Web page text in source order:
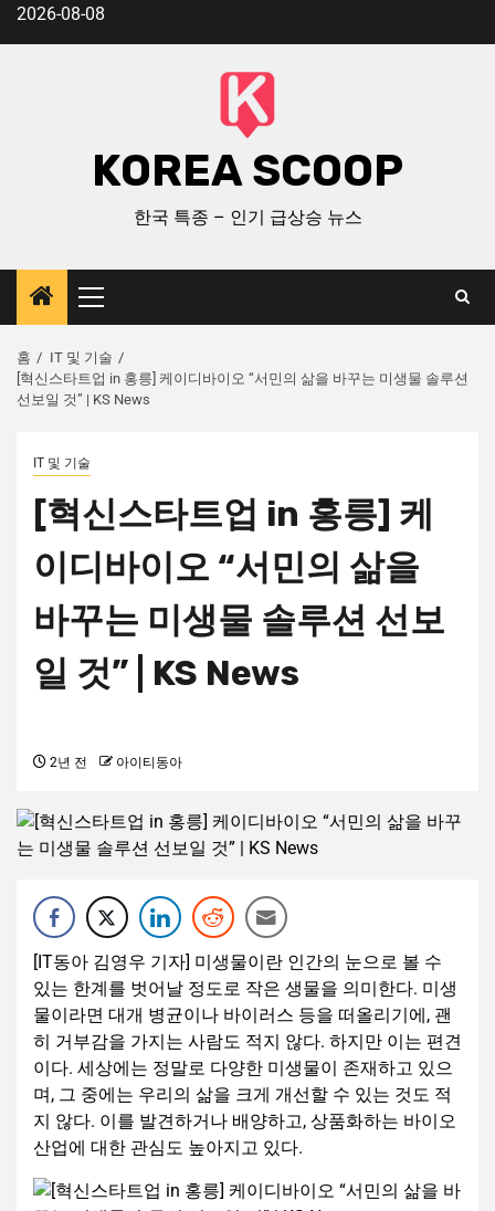
2026-08-08
KOREA SCOOP
한국 특종 – 인기 급상승 뉴스
홈
IT 및 기술
[혁신스타트업 in 홍릉] 케이디바이오 “서민의 삶을 바꾸는 미생물 솔루션
선보일 것” | KS News
IT 및 기술
[혁신스타트업 in 홍릉] 케
이디바이오 “서민의 삶을
바꾸는 미생물 솔루션 선보
일 것” | KS News
2년 전 아이티동아
[IT동아 김영우 기자] 미생물이란 인간의 눈으로 볼 수
있는 한계를 벗어날 정도로 작은 생물을 의미한다. 미생
물이라면 대개 병균이나 바이러스 등을 떠올리기에, 괜
히 거부감을 가지는 사람도 적지 않다. 하지만 이는 편견
이다. 세상에는 정말로 다양한 미생물이 존재하고 있으
며, 그 중에는 우리의 삶을 크게 개선할 수 있는 것도 적
지 않다. 이를 발견하거나 배양하고, 상품화하는 바이오
산업에 대한 관심도 높아지고 있다.